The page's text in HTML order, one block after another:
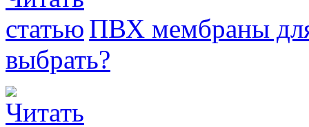
ПВХ мембраны
выбрать?